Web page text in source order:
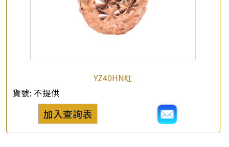
YZ40HN红
貨號: 不提供
加入查詢表